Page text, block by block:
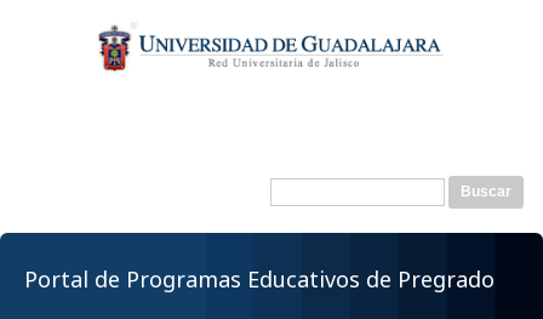
contenido
principal
Formulario de
Buscar
Portal de Programas Educativos de Pregrado